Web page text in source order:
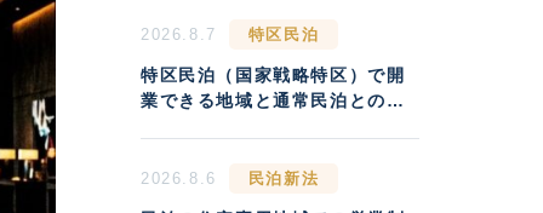
2026.8.7 特区民泊
特区民泊（国家戦略特区）で開
業できる地域と通常民泊との収
2026.8.6 民泊新法